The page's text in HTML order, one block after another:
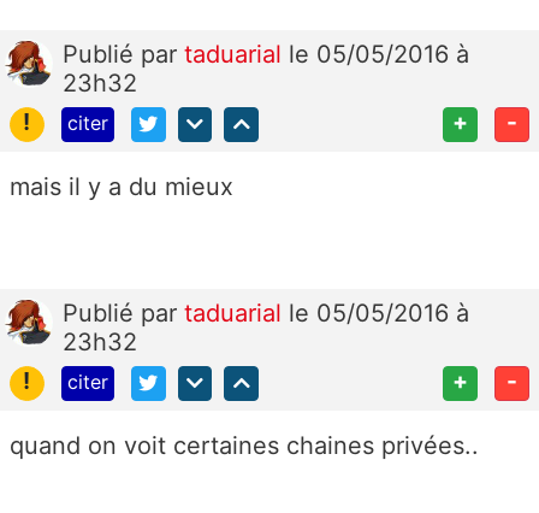
Publié par taduarial le 05/05/2016 à
23h32
!
citer + -
mais il y a du mieux
Publié par taduarial le 05/05/2016 à
23h32
!
citer + -
quand on voit certaines chaines privées..